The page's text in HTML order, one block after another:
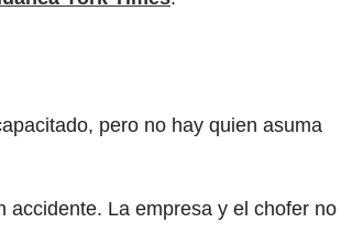
pero no hay quien asuma
accidente. La empresa y el chofer no